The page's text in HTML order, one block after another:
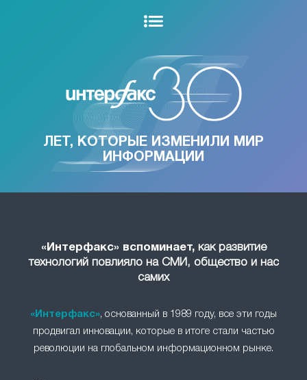
ЛЕТ, КОТОРЫЕ ИЗМЕНИЛИ МИР
ИНФОРМАЦИИ
«Интерфакс» вспоминает,как развитие
технологий повлияло на СМИ, общество и нас
самих
«Интерфакс», основанный в 1989 году, все эти годы
продвигал инновации, которые в итоге стали частью
революции на глобальном информационном рынке.